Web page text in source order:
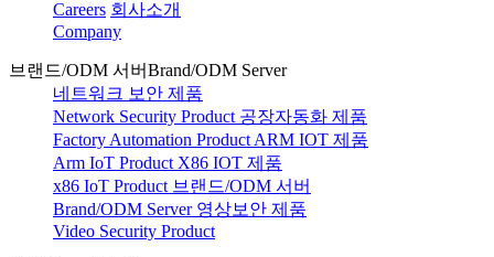
Careers 회사소개
Company
브랜드/ODM 서버Brand/ODM Server
네트워크 보안 제품
Network Security Product 공장자동화 제품
Factory Automation Product ARM IOT 제품
Arm IoT Product X86 IOT 제품
x86 IoT Product 브랜드/ODM 서버
Brand/ODM Server 영상보안 제품
Video Security Product